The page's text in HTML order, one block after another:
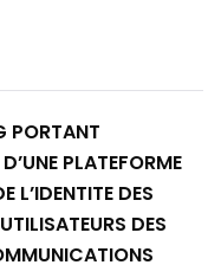
PORTANT
PLATEFORME
L’IDENTITE DES
DES